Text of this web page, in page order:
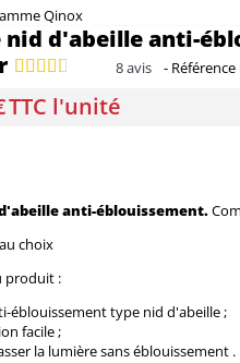
Qinox
nid d'abeille anti-
8avis - Référence
TTC l'unité
anti-éblouissement.
choix
produit :
éblouissement type nid d'abeille ;
facile ;
la lumière sans éblouissement .